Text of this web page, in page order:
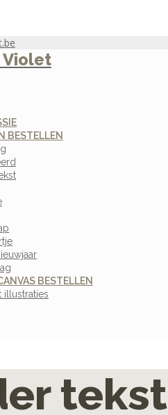
Violet
BESTELLEN
BESTELLEN
illustraties
tekst